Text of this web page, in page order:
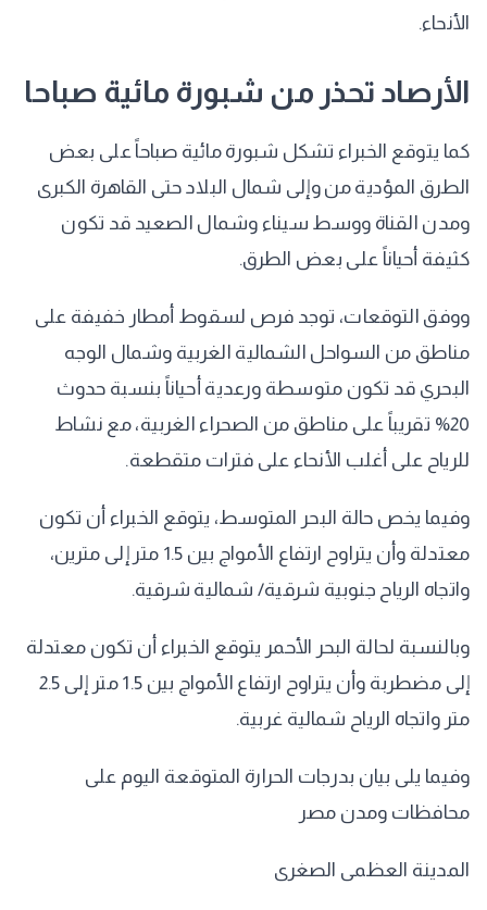
الأنحاء.
الأرصاد تحذر من شبورة مائية صباحا
كما يتوقع الخبراء تشكل شبورة مائية صباحاً على بعض
الطرق المؤدية من وإلى شمال البلاد حتى القاهرة الكبرى
ومدن القناة ووسط سيناء وشمال الصعيد قد تكون
كثيفة أحياناً على بعض الطرق.
ووفق التوقعات، توجد فرص لسقوط أمطار خفيفة على
مناطق من السواحل الشمالية الغربية وشمال الوجه
البحري قد تكون متوسطة ورعدية أحياناً بنسبة حدوث
20% تقريباً على مناطق من الصحراء الغربية، مع نشاط
للرياح على أغلب الأنحاء على فترات متقطعة.
وفيما يخص حالة البحر المتوسط، يتوقع الخبراء أن تكون
معتدلة وأن يتراوح ارتفاع الأمواج بين 1.5 متر إلى مترين،
واتجاه الرياح جنوبية شرقية/ شمالية شرقية.
وبالنسبة لحالة البحر الأحمر يتوقع الخبراء أن تكون معتدلة
إلى مضطربة وأن يتراوح ارتفاع الأمواج بين 1.5 متر إلى 2.5
متر واتجاه الرياح شمالية غربية.
وفيما يلى بيان بدرجات الحرارة المتوقعة اليوم على
محافظات ومدن مصر
المدينة العظمى الصغرى